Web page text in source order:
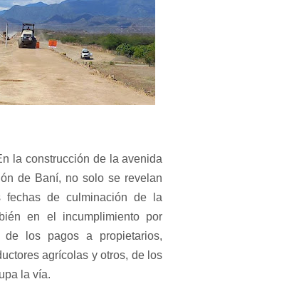
la construcción de la avenida
de Baní, no solo se revelan
fechas de culminación de la
en el incumplimiento por
los pagos a propietarios,
agrícolas y otros, de los
la vía.